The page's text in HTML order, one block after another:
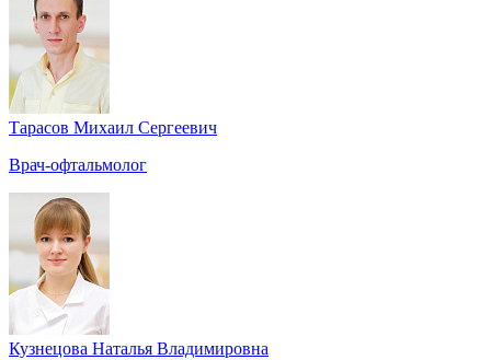
Тарасов Михаил Сергеевич
Врач-офтальмолог
Кузнецова Наталья Владимировна